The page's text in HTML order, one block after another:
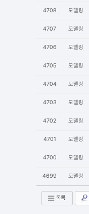
4708 모델링
4707 모델링
4706 모델링
4705 모델링
4704 모델링
4703 모델링
4702 모델링
4701 모델링
4700 모델링
4699 모델링
목록